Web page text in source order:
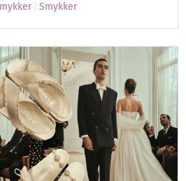
Smykker